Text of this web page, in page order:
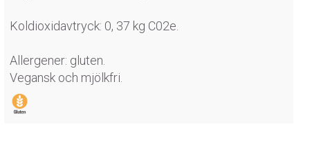
Koldioxidavtryck: 0, 37 kg C02e.
Allergener: gluten.
Vegansk och mjölkfri.